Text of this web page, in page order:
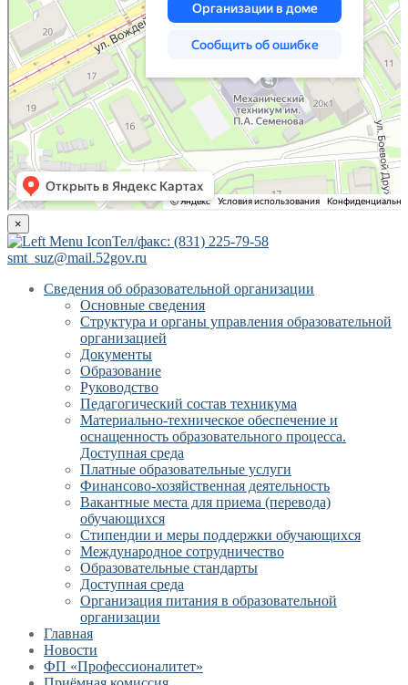
×
Тел/факс: (831) 225-79-58
smt_suz@mail.52gov.ru
Сведения об образовательной организации
Основные сведения
Структура и органы управления образовательной
организацией
Документы
Образование
Руководство
Педагогический состав техникума
Материально-техническое обеспечение и
оснащенность образовательного процесса.
Доступная среда
Платные образовательные услуги
Финансово-хозяйственная деятельность
Вакантные места для приема (перевода)
обучающихся
Стипендии и меры поддержки обучающихся
Международное сотрудничество
Образовательные стандарты
Доступная среда
Организация питания в образовательной
организации
Главная
Новости
ФП «Профессионалитет»